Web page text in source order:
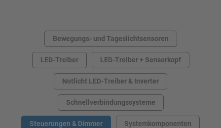
Bewegungs- und Tageslichtsensoren
LED-Treiber LED-Treiber + Sensorkopf
Notlicht LED-Treiber & Inverter
Schnellverbindungssysteme
Steuerungen & Dimmer Systemkomponenten